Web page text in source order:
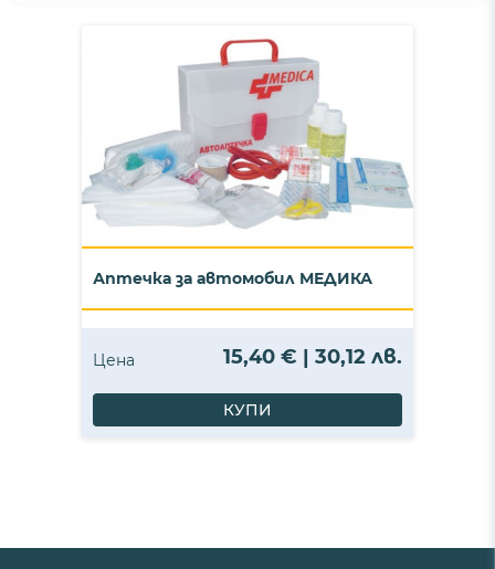
Аптечка за автомобил МЕДИКА
Цена 15,40 € | 30,12 лв.
КУПИ